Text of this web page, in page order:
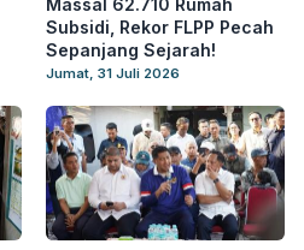
Massal 62.710 Rumah
Subsidi, Rekor FLPP Pecah
Sepanjang Sejarah!
Jumat, 31 Juli 2026